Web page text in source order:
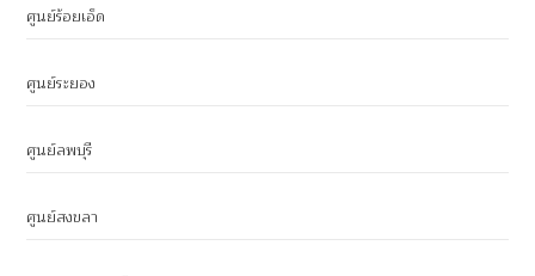
ศูนย์ร้อยเอ็ด
ศูนย์ระยอง
ศูนย์ลพบุรี
ศูนย์สงขลา